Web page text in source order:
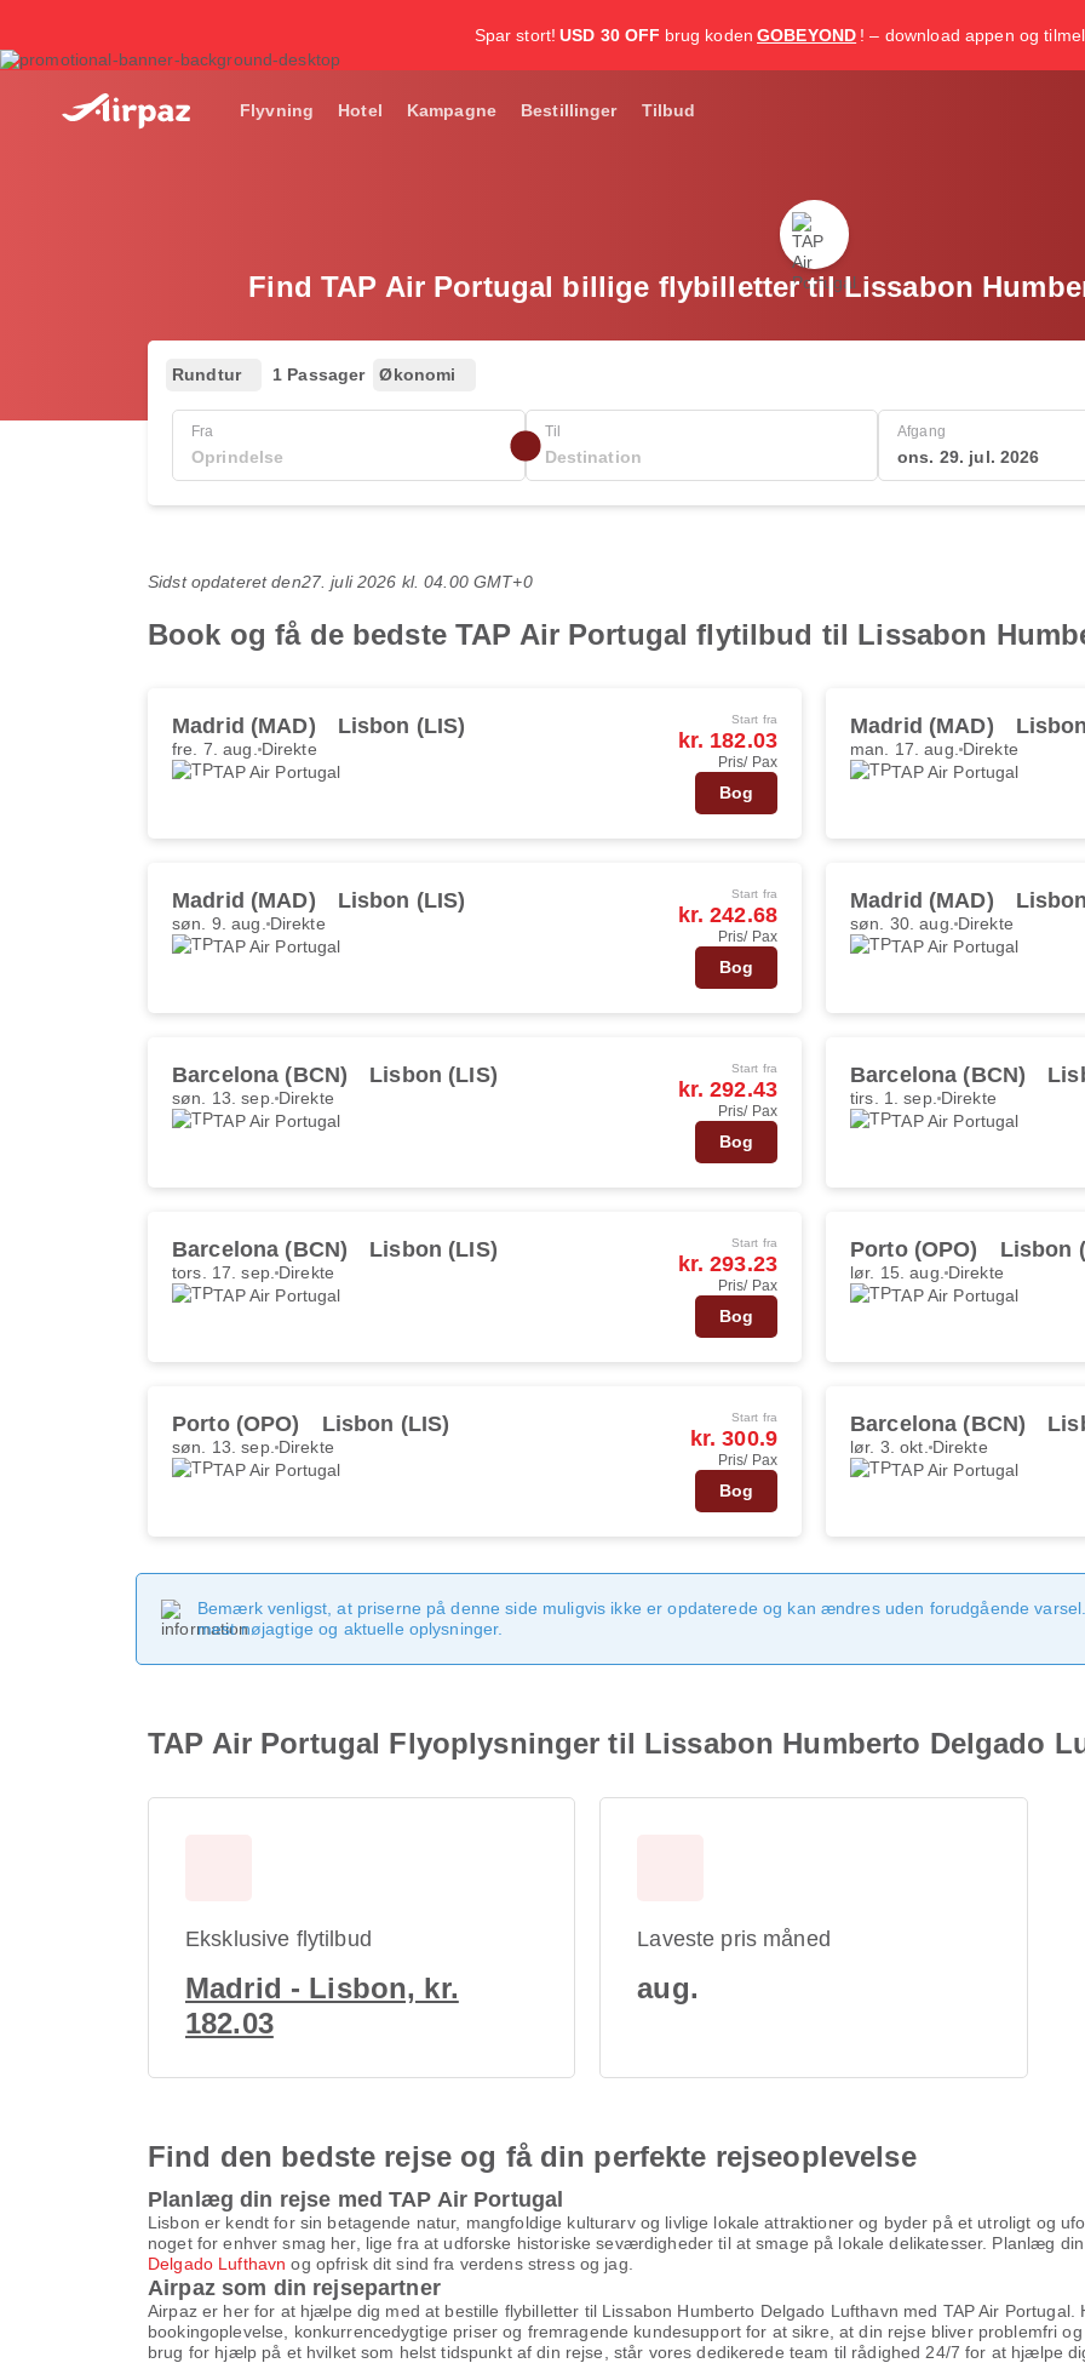
Spar stort! USD 30 OFF brug koden GOBEYOND ! – download appen og
Flyvning Hotel Kampagne Bestillinger Tilbud
Find TAP Air Portugal billige flybilletter til Lissabon
Rundtur 1 Passager Økonomi
Fra Til Afgang
ons. 29. jul. 2026
Sidst opdateret den27. juli 2026 kl. 04.00 GMT+0
Book og få de bedste TAP Air Portugal flytilbud til Lissabon
Madrid (MAD) Lisbon (LIS)
fre. 7. aug. Direkte
TAP Air Portugal
Start fra
kr. 182.03
Pris/ Pax
Bog
Madrid (MAD)
man. 17. aug. Direkte
TAP Air Portugal
Madrid (MAD) Lisbon (LIS)
søn. 9. aug. Direkte
TAP Air Portugal
Start fra
kr. 242.68
Pris/ Pax
Bog
Madrid (MAD)
søn. 30. aug. Direkte
TAP Air Portugal
Barcelona (BCN) Lisbon (LIS)
søn. 13. sep. Direkte
TAP Air Portugal
Start fra
kr. 292.43
Pris/ Pax
Bog
Barcelona (BCN)
tirs. 1. sep. Direkte
TAP Air Portugal
Barcelona (BCN) Lisbon (LIS)
tors. 17. sep. Direkte
TAP Air Portugal
Start fra
kr. 293.23
Pris/ Pax
Bog
Porto (OPO) Lisbon
lør. 15. aug. Direkte
TAP Air Portugal
Porto (OPO) Lisbon (LIS)
søn. 13. sep. Direkte
TAP Air Portugal
Start fra
kr. 300.9
Pris/ Pax
Bog
Barcelona (BCN)
lør. 3. okt. Direkte
TAP Air Portugal
Bemærk venligst, at priserne på denne side muligvis ikke er opdaterede og kan ændres uden forudgående
mest nøjagtige og aktuelle oplysninger.
TAP Air Portugal Flyoplysninger til Lissabon Humberto Delgado
Eksklusive flytilbud
Madrid - Lisbon, kr.
182.03
Laveste pris måned
aug.
Find den bedste rejse og få din perfekte rejseoplevelse
Planlæg din rejse med TAP Air Portugal
Lisbon er kendt for sin betagende natur, mangfoldige kulturarv og livlige lokale attraktioner og byder på et utroligt og
noget for enhver smag her, lige fra at udforske historiske seværdigheder til at smage på lokale delikatesser. Planlæg
Delgado Lufthavn og opfrisk dit sind fra verdens stress og jag.
Airpaz som din rejsepartner
Airpaz er her for at hjælpe dig med at bestille flybilletter til Lissabon Humberto Delgado Lufthavn med TAP Air Portugal.
bookingoplevelse, konkurrencedygtige priser og fremragende kundesupport for at sikre, at din rejse bliver problemfri
brug for hjælp på et hvilket som helst tidspunkt af din rejse, står vores dedikerede team til rådighed 24/7 for at hjælpe